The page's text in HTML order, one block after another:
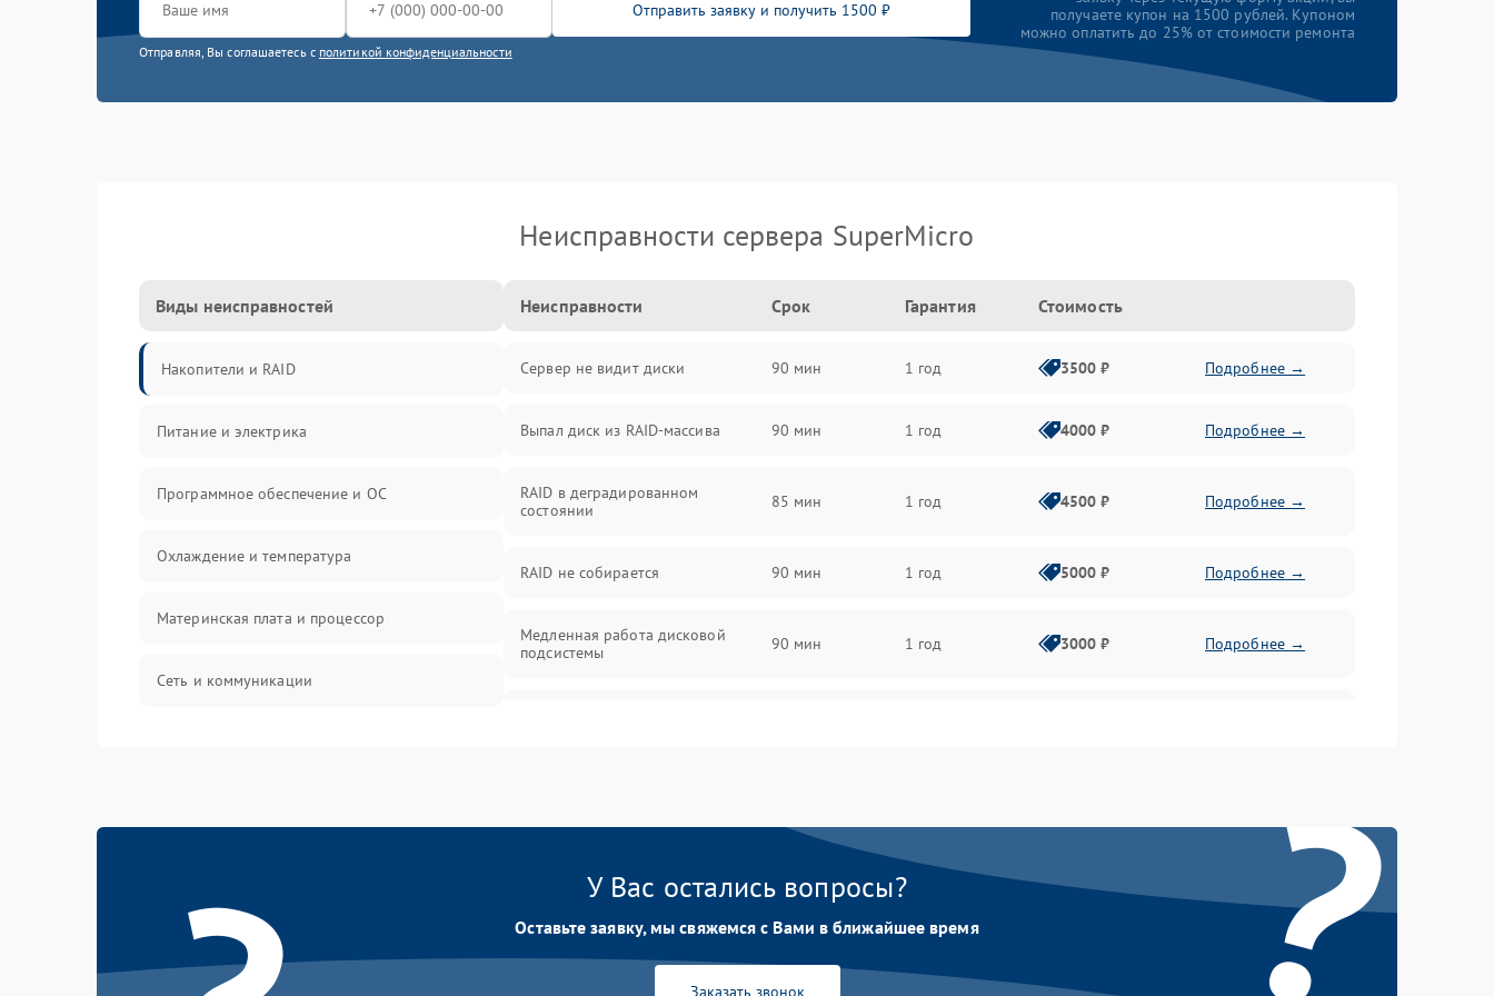
Отправить заявку и получить 1500 ₽
Отправляя, Вы соглашаетесь с политикой конфиденциальности
получаете купон на 1500 рублей. Купоном
можно оплатить до 25% от стоимости ремонта
Неисправности сервера SuperMicro
Виды неисправностей
Накопители и RAID
Питание и электрика
Программное обеспечение и ОС
Охлаждение и температура
Материнская плата и процессор
Сеть и коммуникации
Контроллеры и интерфейсы
Виртуализация и сервисы
Неисправности Срок Гарантия Стоимость
Сервер не видит диски 90 мин 1 год 3500 ₽ Подробнее →
Выпал диск из RAID-массива 90 мин 1 год 4000 ₽ Подробнее →
RAID в деградированном
состоянии
85 мин 1 год 4500 ₽ Подробнее →
RAID не собирается 90 мин 1 год 5000 ₽ Подробнее →
Медленная работа дисковой
подсистемы
90 мин 1 год 3000 ₽ Подробнее →
?
У Вас остались вопросы?
Оставьте заявку, мы свяжемся с Вами в ближайшее время
Заказать звонок